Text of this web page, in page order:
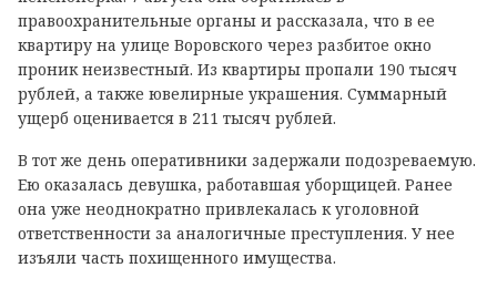
правоохранительные органы и рассказала, что в ее
квартиру на улице Воровского через разбитое окно
проник неизвестный. Из квартиры пропали 190 тысяч
рублей, а также ювелирные украшения. Суммарный
ущерб оценивается в 211 тысяч рублей.
В тот же день оперативники задержали подозреваемую.
Ею оказалась девушка, работавшая уборщицей. Ранее
она уже неоднократно привлекалась к уголовной
ответственности за аналогичные преступления. У нее
изъяли часть похищенного имущества.